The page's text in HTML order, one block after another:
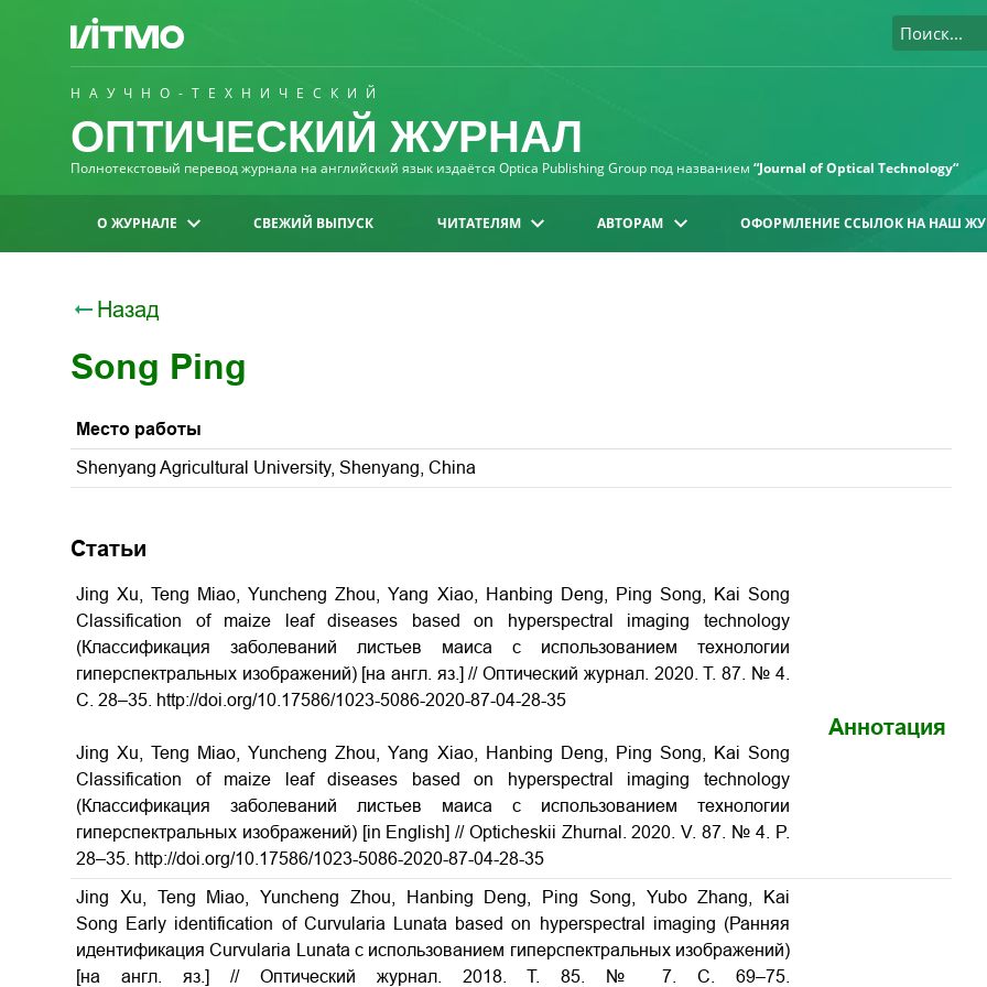
НАУЧНО-ТЕХНИЧЕСКИЙ
ОПТИЧЕСКИЙ ЖУРНАЛ
Полнотекстовый перевод журнала на английский язык издаётся Optica Publishing Group под названием “Journal of Optical Technology“
О ЖУРНАЛЕ СВЕЖИЙ ВЫПУСК ЧИТАТЕЛЯМ АВТОРАМ ОФОРМЛЕНИЕ ССЫЛОК НА НАШ
Назад
Song Ping
Место работы
Shenyang Agricultural University, Shenyang, China
Статьи
Jing Xu, Teng Miao, Yuncheng Zhou, Yang Xiao, Hanbing Deng, Ping Song, Kai Song
Classification of maize leaf diseases based on hyperspectral imaging technology
(Классификация заболеваний листьев маиса с использованием технологии
гиперспектральных изображений) [на англ. яз.] // Оптический журнал. 2020. Т. 87. № 4.
С. 28–35. http://doi.org/10.17586/1023-5086-2020-87-04-28-35
Jing Xu, Teng Miao, Yuncheng Zhou, Yang Xiao, Hanbing Deng, Ping Song, Kai Song
Classification of maize leaf diseases based on hyperspectral imaging technology
(Классификация заболеваний листьев маиса с использованием технологии
гиперспектральных изображений) [in English] // Opticheskii Zhurnal. 2020. V. 87. № 4. P.
28–35. http://doi.org/10.17586/1023-5086-2020-87-04-28-35
Аннотация
Jing Xu, Teng Miao, Yuncheng Zhou, Hanbing Deng, Ping Song, Yubo Zhang, Kai
Song Early identification of Curvularia Lunata based on hyperspectral imaging (Ранняя
идентификация Curvularia Lunata с использованием гиперспектральных изображений)
[на англ. яз.] // Оптический журнал. 2018. Т. 85. № 7. С. 69–75.